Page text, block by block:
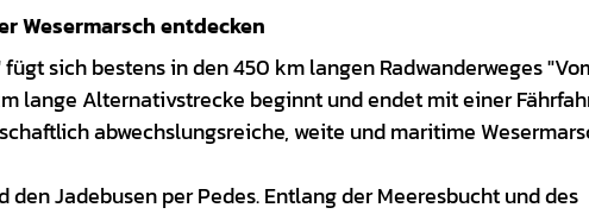
Wesermarsch entdecken
sich bestens in den 450 km langen Radwanderweges
lange Alternativstrecke beginnt und endet mit einer
abwechslungsreiche, weite und maritime
Jadebusen per Pedes. Entlang der Meeresbucht und des